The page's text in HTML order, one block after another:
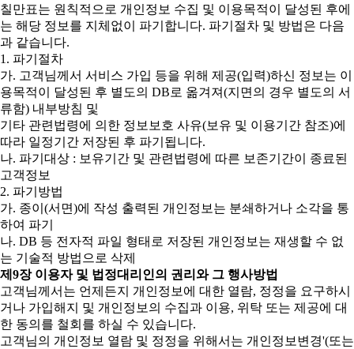
칠만표는 원칙적으로 개인정보 수집 및 이용목적이 달성된 후에
는 해당 정보를 지체없이 파기합니다. 파기절차 및 방법은 다음
과 같습니다.
1. 파기절차
가. 고객님께서 서비스 가입 등을 위해 제공(입력)하신 정보는 이
용목적이 달성된 후 별도의 DB로 옮겨져(지면의 경우 별도의 서
류함) 내부방침 및
기타 관련법령에 의한 정보보호 사유(보유 및 이용기간 참조)에
따라 일정기간 저장된 후 파기됩니다.
나. 파기대상 : 보유기간 및 관련법령에 따른 보존기간이 종료된
고객정보
2. 파기방법
가. 종이(서면)에 작성 출력된 개인정보는 분쇄하거나 소각을 통
하여 파기
나. DB 등 전자적 파일 형태로 저장된 개인정보는 재생할 수 없
는 기술적 방법으로 삭제
제9장 이용자 및 법정대리인의 권리와 그 행사방법
고객님께서는 언제든지 개인정보에 대한 열람, 정정을 요구하시
거나 가입해지 및 개인정보의 수집과 이용, 위탁 또는 제공에 대
한 동의를 철회를 하실 수 있습니다.
고객님의 개인정보 열람 및 정정을 위해서는 개인정보변경'(또는